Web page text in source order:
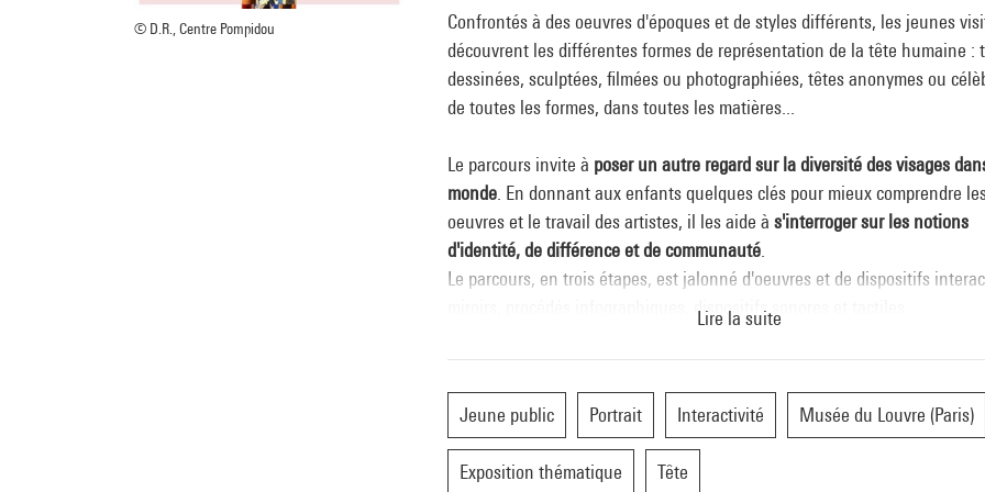
© D.R., Centre Pompidou
Confrontés à des oeuvres d'époques et de styles différents, les jeunes
découvrent les différentes formes de représentation de la tête humaine :
dessinées, sculptées, filmées ou photographiées, têtes anonymes ou
de toutes les formes, dans toutes les matières...
Le parcours invite à poser un autre regard sur la diversité des visages
monde . En donnant aux enfants quelques clés pour mieux comprendre
oeuvres et le travail des artistes, il les aide à s'interroger sur les notions
d'identité, de différence et de communauté
Le parcours, en trois étapes, est jalonné d'oeuvres et de dispositifs
miroirs, procédés infographiques, dispositifs sonores et tactiles.
à porter un regard attentif sur les éléments constitutifs de la tête.
De nombreux dispositifs en lien avec les oeuvres présentées (sculptures en
bronze ou marbre de la fin du XVIIe siècle ou en pierre de la basse époque
Lire la suite
Jeune public Portrait Interactivité Musée du Louvre (Paris)
Exposition thématique Tête